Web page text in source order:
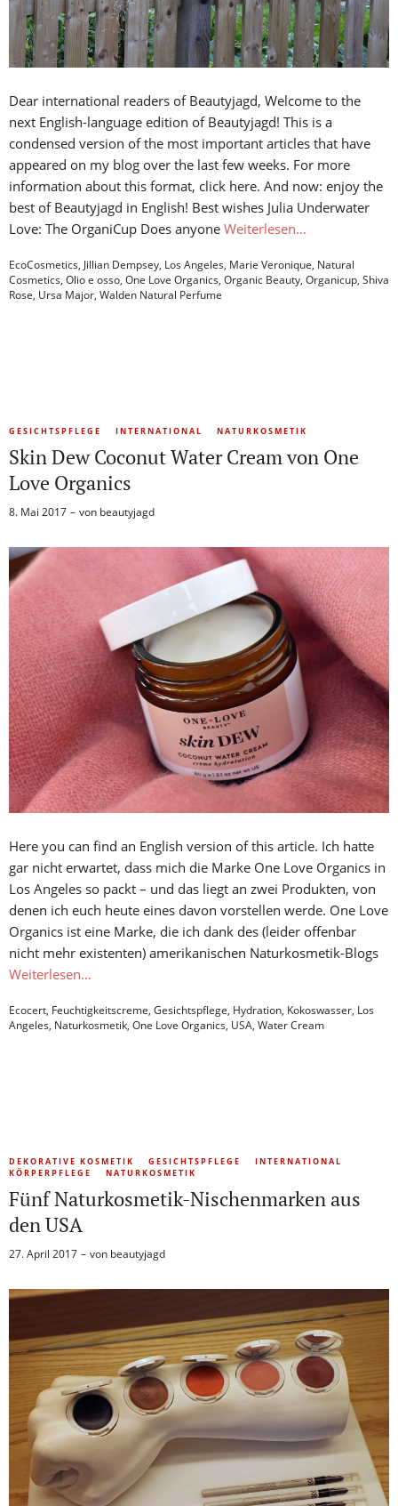
Dear international readers of Beautyjagd, Welcome to the
next English-language edition of Beautyjagd! This is a
condensed version of the most important articles that have
appeared on my blog over the last few weeks. For more
information about this format, click here. And now: enjoy the
best of Beautyjagd in English! Best wishes Julia Underwater
Love: The OrganiCup Does anyone Weiterlesen…
EcoCosmetics, Jillian Dempsey, Los Angeles, Marie Veronique, Natural
Cosmetics, Olio e osso, One Love Organics, Organic Beauty, Organicup, Shiva
Rose, Ursa Major, Walden Natural Perfume
GESICHTSPFLEGE INTERNATIONAL NATURKOSMETIK
Skin Dew Coconut Water Cream von One
Love Organics
8. Mai 2017 von beautyjagd
Here you can find an English version of this article. Ich hatte
gar nicht erwartet, dass mich die Marke One Love Organics in
Los Angeles so packt – und das liegt an zwei Produkten, von
denen ich euch heute eines davon vorstellen werde. One Love
Organics ist eine Marke, die ich dank des (leider offenbar
nicht mehr existenten) amerikanischen Naturkosmetik-Blogs
Weiterlesen…
Ecocert, Feuchtigkeitscreme, Gesichtspflege, Hydration, Kokoswasser, Los
Angeles, Naturkosmetik, One Love Organics, USA, Water Cream
DEKORATIVE KOSMETIK GESICHTSPFLEGE
INTERNATIONAL
KÖRPERPFLEGE
NATURKOSMETIK
Fünf Naturkosmetik-Nischenmarken aus
den USA
27. April 2017 von beautyjagd